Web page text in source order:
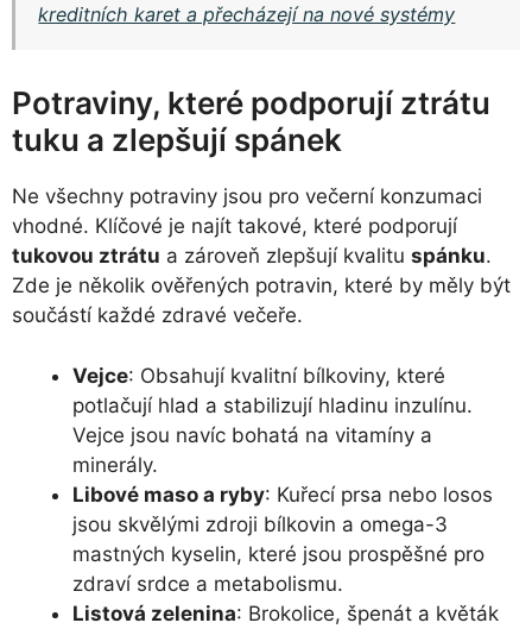
kreditních karet a přecházejí na nové systémy
Potraviny, které podporují ztrátu
tuku a zlepšují spánek
Ne všechny potraviny jsou pro večerní konzumaci
vhodné. Klíčové je najít takové, které podporují
tukovou ztrátu a zároveň zlepšují kvalitu spánku.
Zde je několik ověřených potravin, které by měly být
součástí každé zdravé večeře.
Vejce: Obsahují kvalitní bílkoviny, které
potlačují hlad a stabilizují hladinu inzulínu.
Vejce jsou navíc bohatá na vitamíny a
minerály.
Libové maso a ryby: Kuřecí prsa nebo losos
jsou skvělými zdroji bílkovin a omega-3
mastných kyselin, které jsou prospěšné pro
zdraví srdce a metabolismu.
Listová zelenina: Brokolice, špenát a květák